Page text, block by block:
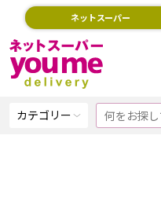
ネットスーパー
カテゴリー